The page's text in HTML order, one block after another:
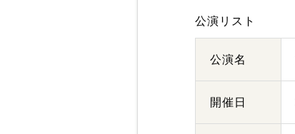
公演リスト
公演名
開催日